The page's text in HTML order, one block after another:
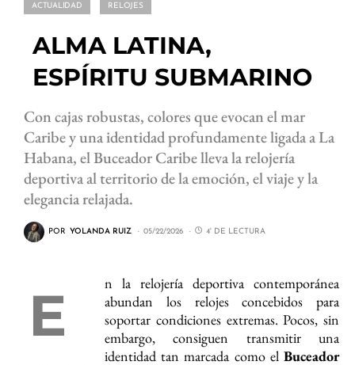
ACTUALIDAD RELOJES
ALMA LATINA,
ESPÍRITU SUBMARINO
Con cajas robustas, colores que evocan el mar
Caribe y una identidad profundamente ligada a La
Habana, el Buceador Caribe lleva la relojería
deportiva al territorio de la emoción, el viaje y la
elegancia relajada.
POR YOLANDA RUIZ 05/22/2026 4' DE LECTURA
E
n la relojería deportiva contemporánea
abundan los relojes concebidos para
soportar condiciones extremas. Pocos, sin
embargo, consiguen transmitir una
identidad tan marcada como el Buceador